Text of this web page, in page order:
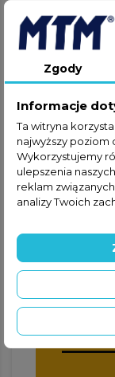
Jeżeli
Cię
+48
+48
Zgody
Informacje
Ta witryna
najwyższy poziom
Wykorzystujemy
ulepszenia
reklam
analizy Twoich